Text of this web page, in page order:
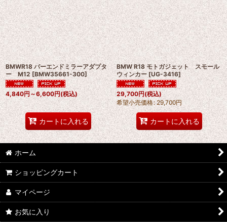
絞り込む
BMWR18 バーエンドミラーアダプタ
ー M12 [BMW35661-300]
4,840円～6,600円(税込)
カートに入れる
BMW R18 モトガジェット スモール
ウィンカー [UG-3416]
29,700円(税込)
希望小売価格: 29,700円
カートに入れる
ホーム
ショッピングカート
マイページ
お気に入り